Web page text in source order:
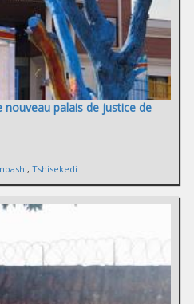
nouveau palais de justice de
, Tshisekedi